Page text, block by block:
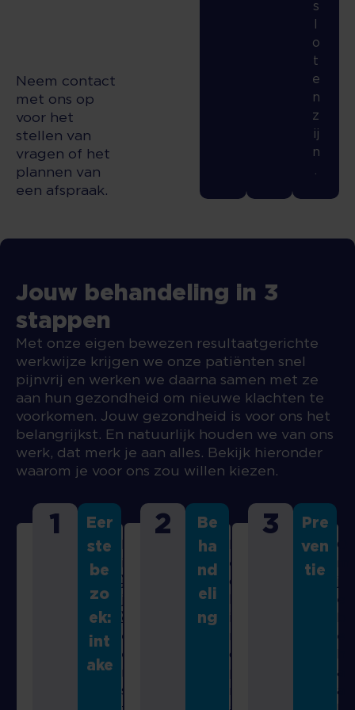
Neem contact
met ons op
voor het
stellen van
vragen of het
plannen van
een afspraak.
s
o
t
e
n
z
ij
n
Jouw behandeling in 3
stappen
Met onze eigen bewezen resultaatgerichte
werkwijze krijgen we onze patiënten snel
pijnvrij en werken we daarna samen met ze
aan hun gezondheid om nieuwe klachten te
voorkomen. Jouw gezondheid is voor ons het
belangrijkst. En natuurlijk houden we van ons
werk, dat merk je aan alles. Bekijk hieronder
waarom je voor ons zou willen kiezen.
1
Eer
ste
be
zo
ek:
int
ake
j
e
e
e
s
volwassenen
Vragenlijst
2
Be
ha
nd
eli
ng
e
c
o
3
Pre
ven
tie
O
e
e
a
a